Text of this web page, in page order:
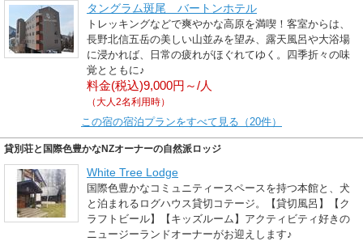
タングラム斑尾 バートンホテル
トレッキングなどで爽やかな高原を満喫！客室からは、
長野北信五岳の美しい山並みを望み、露天風呂や大浴場
に浸かれば、日常の疲れがほぐれてゆく。四季折々の味
覚とともに♪
料金(税込)9,000円～/人
（大人2名利用時）
この宿の宿泊プランをすべて見る（20件）
貸別荘と国際色豊かなNZオーナーの自然派ロッジ
White Tree Lodge
国際色豊かなコミュニティースペースを持つ本館と、犬
と泊まれるログハウス貸切コテージ。【貸切風呂】【ク
ラフトビール】【キッズルーム】アクティビティ好きの
ニュージーランドオーナーがお迎えします♪